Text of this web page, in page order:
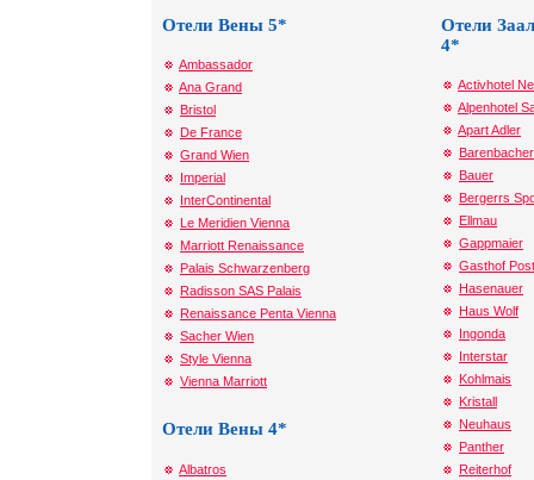
Отели Вены 5*
Ambassador
Ana Grand
Bristol
De France
Grand Wien
Imperial
InterContinental
Le Meridien Vienna
Marriott Renaissance
Palais Schwarzenberg
Radisson SAS Palais
Renaissance Penta Vienna
Sacher Wien
Style Vienna
Vienna Marriott
Отели Вены 4*
Albatros
Отели
4*
Activhotel
Alpenhotel
Apart Adler
Bauer
Bergerrs
Ellmau
Gappmaier
Gasthof Post
Hasenauer
Haus Wolf
Ingonda
Interstar
Kohlmais
Kristall
Neuhaus
Panther
Reiterhof